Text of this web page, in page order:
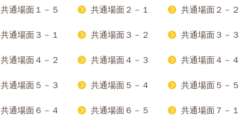
共通場面１－５ 共通場面２－１ 共通場面２－２
共通場面３－１ 共通場面３－２ 共通場面３－３
共通場面４－２ 共通場面４－３ 共通場面４－４
共通場面５－３ 共通場面５－４ 共通場面５－５
共通場面６－４ 共通場面６－５ 共通場面７－１